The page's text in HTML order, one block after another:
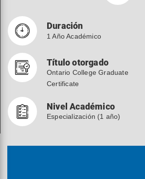
Duración
1 Año Académico
Título otorgado
Ontario College Graduate
Certificate
Nivel Académico
Especialización (1 año)